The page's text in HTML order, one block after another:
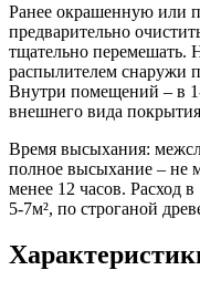
Ранее окрашенную или
предварительно
тщательно перемешать.
распылителем снаружи
Внутри помещений – в
внешнего вида
Время высыхания:
полное высыхание – не
менее 12 часов. Расход
5-7м², по строганой